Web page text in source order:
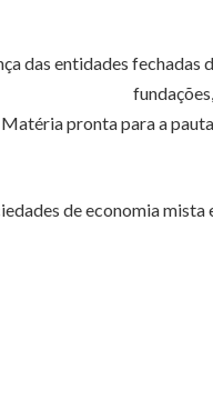
das entidades fechadas
pronta para a
de economia